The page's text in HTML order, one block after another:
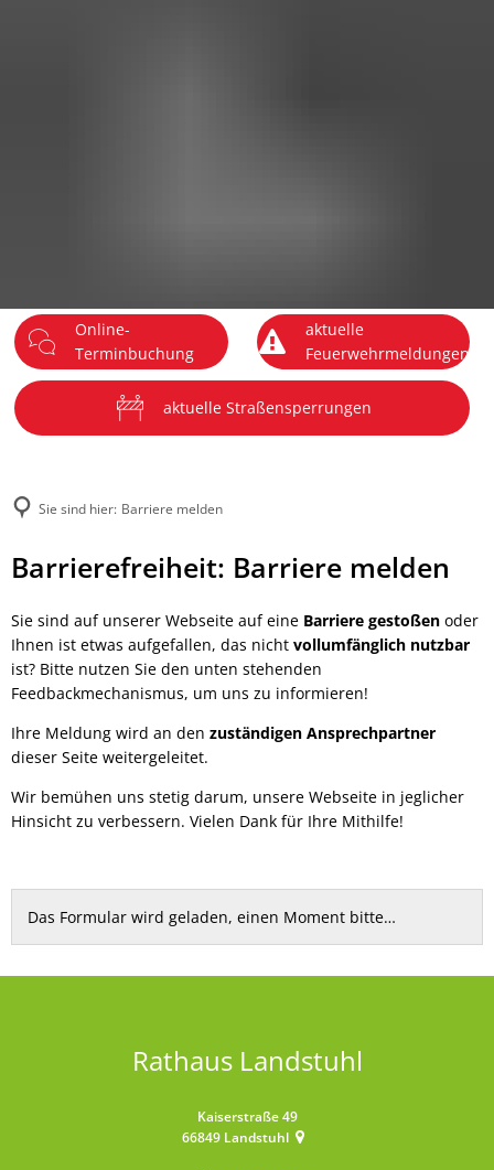
Online-
Terminbuchung
aktuelle
Feuerwehrmeldungen
aktuelle Straßensperrungen
Sie sind hier: Barriere melden
Barriere
melden
Barrierefreiheit: Barriere melden
Sie sind auf unserer Webseite auf eine Barriere gestoßen oder
Ihnen ist etwas aufgefallen, das nicht vollumfänglich nutzbar
ist? Bitte nutzen Sie den unten stehenden
Feedbackmechanismus, um uns zu informieren!
Ihre Meldung wird an den zuständigen Ansprechpartner
dieser Seite weitergeleitet.
Wir bemühen uns stetig darum, unsere Webseite in jeglicher
Hinsicht zu verbessern. Vielen Dank für Ihre Mithilfe!
Das Formular wird geladen, einen Moment bitte…
Rathaus Landstuhl
Kaiserstraße 49
66849 Landstuhl